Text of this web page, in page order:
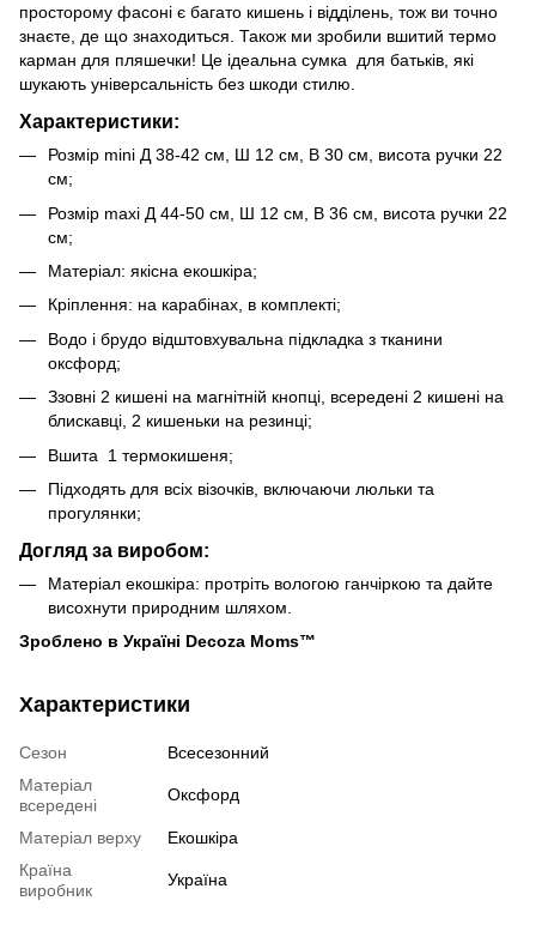
просторому фасоні є багато кишень і відділень, тож ви точно
знаєте, де що знаходиться. Також ми зробили вшитий термо
карман для пляшечки! Це ідеальна сумка для батьків, які
шукають універсальність без шкоди стилю.
Характеристики:
Розмір mini Д 38-42 см, Ш 12 см, В 30 см, висота ручки 22
см;
Розмір maxi Д 44-50 см, Ш 12 см, В 36 см, висота ручки 22
см;
Матеріал: якісна екошкіра;
Кріплення: на карабінах, в комплекті;
Водо і брудо відштовхувальна підкладка з тканини
оксфорд;
Ззовні 2 кишені на магнітній кнопці, всередені 2 кишені на
блискавці, 2 кишеньки на резинці;
Вшита 1 термокишеня;
Підходять для всіх візочків, включаючи люльки та
прогулянки;
Догляд за виробом:
Матеріал екошкіра: протріть вологою ганчіркою та дайте
висохнути природним шляхом.
Зроблено в Україні Decoza Moms™
Характеристики
Сезон
Всесезонний
Матеріал
всередені
Оксфорд
Матеріал верху
Екошкіра
Країна
виробник
Україна